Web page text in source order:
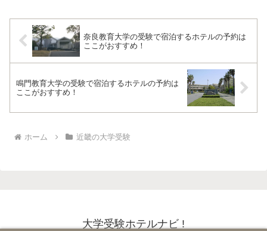
奈良教育大学の受験で宿泊するホテルの予約は
ここがおすすめ！
鳴門教育大学の受験で宿泊するホテルの予約は
ここがおすすめ！
ホーム 近畿の大学受験
大学受験ホテルナビ !